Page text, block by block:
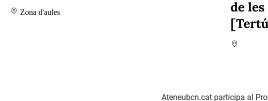
Zona d'aules
de
Ateneubcn.cat participa al